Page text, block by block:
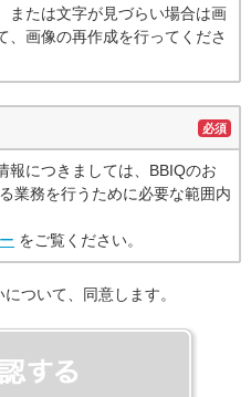
または文字が見づらい場合は画
、画像の再作成を行ってくださ
必須
報につきましては、BBIQのお
業務を行うために必要な範囲内
をご覧ください。
ついて、同意します。